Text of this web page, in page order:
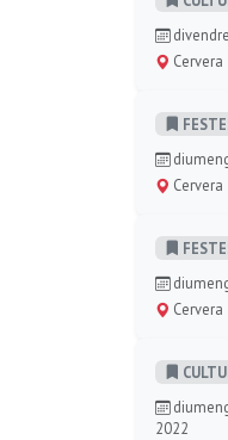
Cervera
Cervera
Cervera
2022